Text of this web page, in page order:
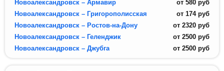
Новоалександровск – Армавир
от 580 руб
Новоалександровск – Григорополисская
от 174 руб
Новоалександровск – Ростов-на-Дону
от 2320 руб
Новоалександровск – Геленджик
от 2500 руб
Новоалександровск – Джубга
от 2500 руб